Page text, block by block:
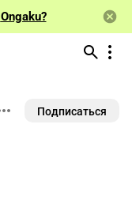
Ongaku?
Подписаться